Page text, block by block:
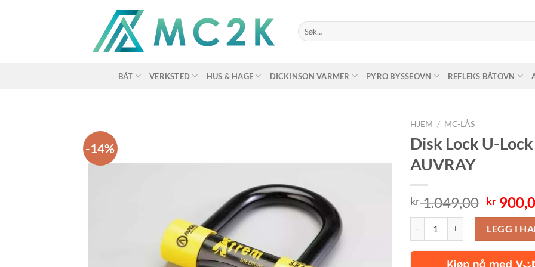
Søk
etter:
BÅT VERKSTED HUS & HAGE DICKINSON VARMER PYRO BYSSEOVN REFLEKS BÅTOVN
-14%
HJEM / MC-LÅS
Disk Lock U-
AUVRAY
kr1.049,00
pris
var:
kr
kr
LEGG I